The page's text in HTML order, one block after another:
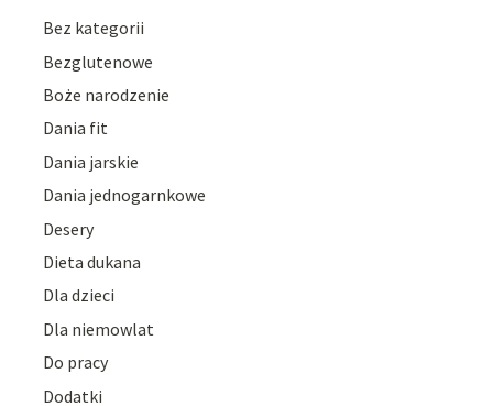
Bez kategorii
Bezglutenowe
Boże narodzenie
Dania fit
Dania jarskie
Dania jednogarnkowe
Desery
Dieta dukana
Dla dzieci
Dla niemowlat
Do pracy
Dodatki